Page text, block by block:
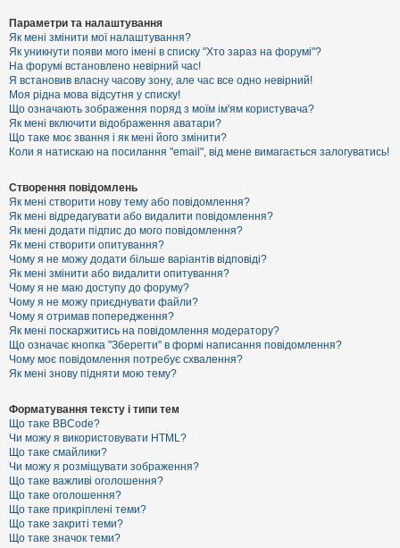
м
и
б
е
з
в
і
д
п
о
в
і
е
й
А
к
т
и
в
н
і
т
е
м
и
П
о
ш
у
к
Д
о
п
Параметри та налаштування
Як мені змінити мої налаштування?
Як уникнути появи мого імені в списку "Хто зараз на форумі"?
На форумі встановлено невірний час!
Я встановив власну часову зону, але час все одно невірний!
Моя рідна мова відсутня у списку!
Що означають зображення поряд з моїм ім'ям користувача?
Як мені включити відображення аватари?
Що таке моє звання і як мені його змінити?
Коли я натискаю на посилання "email", від мене вимагається залогуватись!
Створення повідомлень
Як мені створити нову тему або повідомлення?
Як мені відредагувати або видалити повідомлення?
Як мені додати підпис до мого повідомлення?
Як мені створити опитування?
Чому я не можу додати більше варіантів відповіді?
Як мені змінити або видалити опитування?
Чому я не маю доступу до форуму?
Чому я не можу приєднувати файли?
Чому я отримав попередження?
Як мені поскаржитись на повідомлення модератору?
Що означає кнопка "Зберегти" в формі написання повідомлення?
Чому моє повідомлення потребує схвалення?
Як мені знову підняти мою тему?
Форматування тексту і типи тем
Що таке BBCode?
Чи можу я використовувати HTML?
Що таке смайлики?
Чи можу я розміщувати зображення?
Що таке важливі оголошення?
Що таке оголошення?
Що таке прикріплені теми?
Що таке закриті теми?
Що таке значок теми?